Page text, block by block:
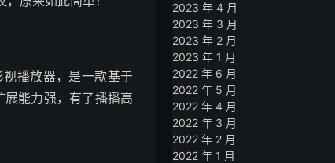
播放器，是一款基于
能力强，有了播播高
2023 年 4 月
2023 年 3 月
2023 年 2 月
2023 年 1 月
2022 年 6 月
2022 年 5 月
2022 年 4 月
2022 年 3 月
2022 年 2 月
2022 年 1 月